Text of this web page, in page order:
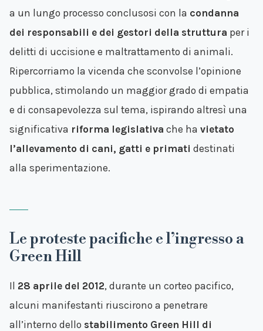
a un lungo processo conclusosi con la condanna
dei responsabili e dei gestori della struttura per i
delitti di uccisione e maltrattamento di animali.
Ripercorriamo la vicenda che sconvolse l’opinione
pubblica, stimolando un maggior grado di empatia
e di consapevolezza sul tema, ispirando altresì una
significativa riforma legislativa che ha vietato
l’allevamento di cani, gatti e primati destinati
alla sperimentazione.
Le proteste pacifiche e l’ingresso a
Green Hill
Il 28 aprile del 2012, durante un corteo pacifico,
alcuni manifestanti riuscirono a penetrare
all’interno dello stabilimento Green Hill di